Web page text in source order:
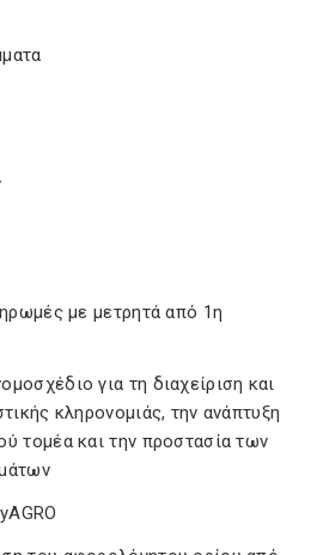
με μετρητά από 1η
για τη διαχείριση και
κληρονομιάς, την ανάπτυξη
τομέα και την προστασία των